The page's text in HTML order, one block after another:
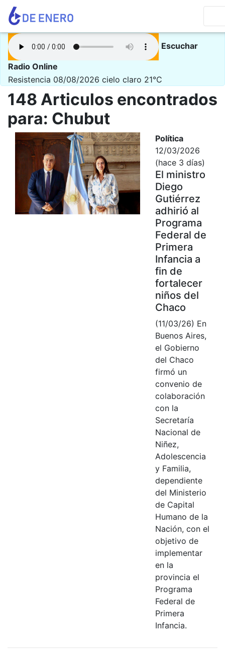
Escuchar
Radio Online
Resistencia 08/08/2026 cielo claro 21°C
148 Articulos encontrados
para: Chubut
Política
12/03/2026
(hace 3 días)
El ministro
Diego
Gutiérrez
adhirió al
Programa
Federal de
Primera
Infancia a
fin de
fortalecer
niños del
Chaco
(11/03/26) En
Buenos Aires,
el Gobierno
del Chaco
firmó un
convenio de
colaboración
con la
Secretaría
Nacional de
Niñez,
Adolescencia
y Familia,
dependiente
del Ministerio
de Capital
Humano de la
Nación, con el
objetivo de
implementar
en la
provincia el
Programa
Federal de
Primera
Infancia.